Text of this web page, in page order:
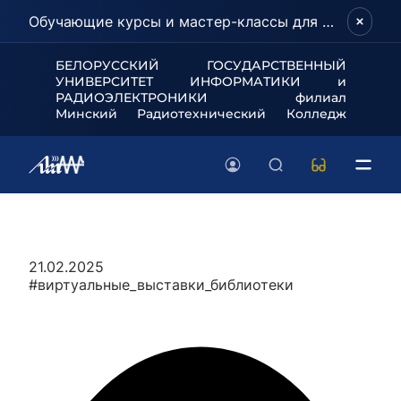
Обучающие курсы и мастер-классы для школьников и абитуриентов!
БЕЛОРУССКИЙ ГОСУДАРСТВЕННЫЙ
УНИВЕРСИТЕТ ИНФОРМАТИКИ и
РАДИОЭЛЕКТРОНИКИ филиал
Минский Радиотехнический Колледж
21.02.2025
#виртуальные_выставки_библиотеки